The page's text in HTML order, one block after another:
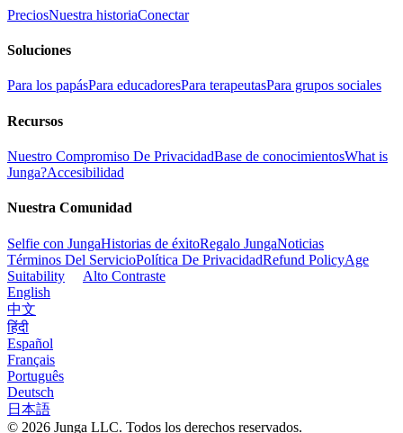
PreciosNuestra historiaConectar
Soluciones
Para los papásPara educadoresPara terapeutasPara grupos sociales
Recursos
Nuestro Compromiso De PrivacidadBase de conocimientosWhat is
Junga?Accesibilidad
Nuestra Comunidad
Selfie con JungaHistorias de éxitoRegalo JungaNoticias
Términos Del ServicioPolítica De PrivacidadRefund PolicyAge
Suitability
Alto Contraste
English
中文
हिंदी
Español
Français
Português
Deutsch
日本語
© 2026 Junga LLC. Todos los derechos reservados.